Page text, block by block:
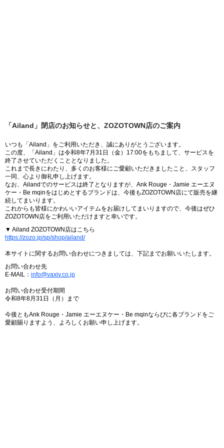
「Ailand」閉店のお知らせと、ZOZOTOWN店のご案内
いつも「Ailand」をご利用いただき、誠にありがとうございます。
この度、「Ailand」は令和8年7月31日（金）17:00をもちまして、サービスを
終了させていただくこととなりました。
これまで長きにわたり、多くのお客様にご愛顧いただきましたこと、スタッフ
一同、心より御礼申し上げます。
なお、Ailandでのサービスは終了となりますが、Ank Rouge・Jamie エーエヌ
ケー・Be mqinをはじめとするブランドは、今後もZOZOTOWN店にて販売を継
続してまいります。
これからも皆様にかわいいアイテムをお届けしてまいりますので、今後はぜひ
ZOZOTOWN店をご利用いただけますと幸いです。
▼ Ailand ZOZOTOWN店はこちら
https://zozo.jp/sp/shop/ailand/
本サイトに関するお問い合わせにつきましては、下記までお願いいたします。
お問い合わせ先
E-MAIL： info@vaxiv.co.jp
お問い合わせ受付期間
令和8年8月31日（月）まで
今後ともAnk Rouge・Jamie エーエヌケー・Be mqinならびに各ブランドをご
愛顧賜りますよう、よろしくお願い申し上げます。